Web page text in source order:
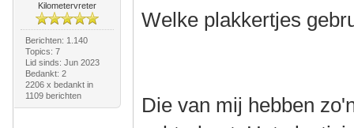
Kilometervreter
Berichten: 1.140
Topics: 7
Lid sinds: Jun 2023
Bedankt: 2
2206 x bedankt in
1109 berichten
Welke plakkertjes
Die van mij hebben